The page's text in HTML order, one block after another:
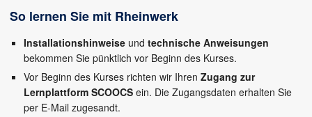
So lernen Sie mit Rheinwerk
Installationshinweise und technische Anweisungen
bekommen Sie pünktlich vor Beginn des Kurses.
Vor Beginn des Kurses richten wir Ihren Zugang zur
Lernplattform SCOOCS ein. Die Zugangsdaten erhalten Sie
per E-Mail zugesandt.